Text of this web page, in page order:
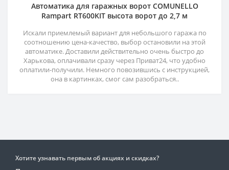
Автоматика для гаражных ворот COMUNELLO
Rampart RT600KIT высота ворот до 2,7 м
Искали приемлемый вариант для небольшого гаража по
соотношению цена-качество, выбор остановили на этой
автоматике. Доставили действительно очень быстро до
Харькова, оплачивали сразу через Приват24, что удобно
оплатили-получили. Немного повозившись с инструкцией,
она в картинках, смог сам разобраться..
Хотите узнавать первым об акциях и скидках?